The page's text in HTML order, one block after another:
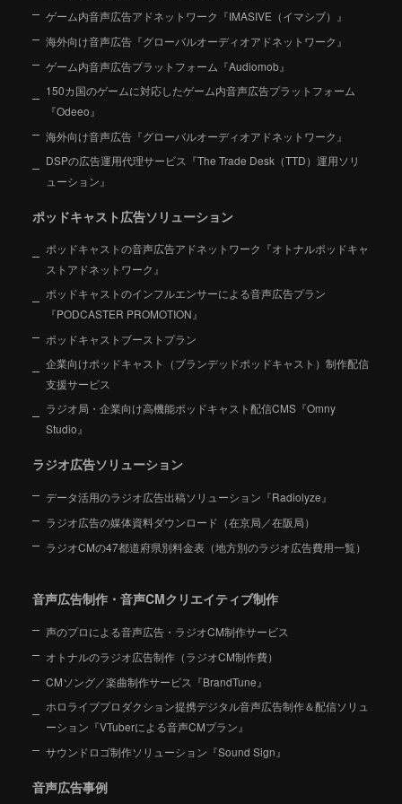
ゲーム内音声広告アドネットワーク『IMASIVE（イマシブ）』
海外向け音声広告『グローバルオーディオアドネットワーク』
ゲーム内音声広告プラットフォーム『Audiomob』
150カ国のゲームに対応したゲーム内音声広告プラットフォーム
『Odeeo』
海外向け音声広告『グローバルオーディオアドネットワーク』
DSPの広告運用代理サービス『The Trade Desk（TTD）運用ソリ
ューション』
ポッドキャスト広告ソリューション
ポッドキャストの音声広告アドネットワーク『オトナルポッドキャ
ストアドネットワーク』
ポッドキャストのインフルエンサーによる音声広告プラン
『PODCASTER PROMOTION』
ポッドキャストブーストプラン
企業向けポッドキャスト（ブランデッドポッドキャスト）制作配信
支援サービス
ラジオ局・企業向け高機能ポッドキャスト配信CMS『Omny
Studio』
ラジオ広告ソリューション
データ活用のラジオ広告出稿ソリューション『Radiolyze』
ラジオ広告の媒体資料ダウンロード（在京局／在阪局）
ラジオCMの47都道府県別料金表（地方別のラジオ広告費用一覧）
音声広告制作・音声CMクリエイティブ制作
声のプロによる音声広告・ラジオCM制作サービス
オトナルのラジオ広告制作（ラジオCM制作費）
CMソング／楽曲制作サービス『BrandTune』
ホロライブプロダクション提携デジタル音声広告制作＆配信ソリュ
ーション 『VTuberによる音声CMプラン』
サウンドロゴ制作ソリューション『Sound Sign』
音声広告事例